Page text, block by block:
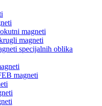
magneti
magneti
specijalnih oblika
magneti